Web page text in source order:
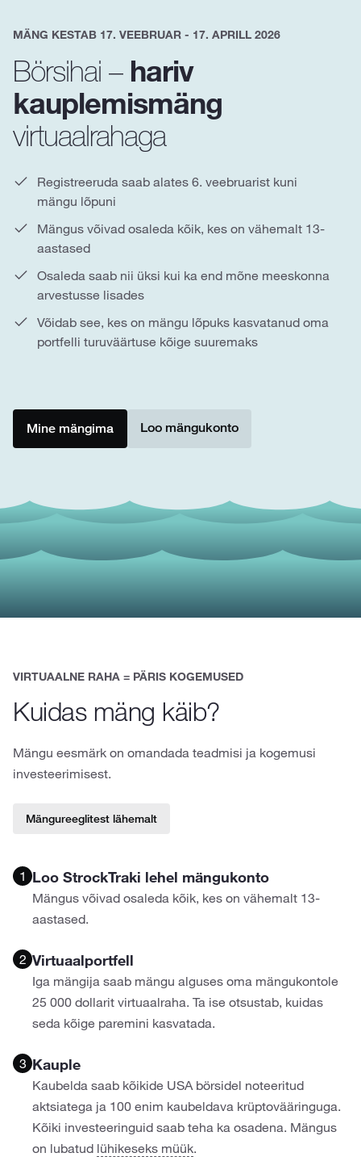
MÄNG KESTAB 17. VEEBRUAR - 17. APRILL 2026
Börsihai – hariv
kauplemismäng
virtuaalrahaga
Registreeruda saab alates 6. veebruarist kuni
mängu lõpuni
Mängus võivad osaleda kõik, kes on vähemalt 13-
aastased
Osaleda saab nii üksi kui ka end mõne meeskonna
arvestusse lisades
Võidab see, kes on mängu lõpuks kasvatanud oma
portfelli turuväärtuse kõige suuremaks
Mine mängima Loo mängukonto
VIRTUAALNE RAHA = PÄRIS KOGEMUSED
Kuidas mäng käib?
Mängu eesmärk on omandada teadmisi ja kogemusi
investeerimisest.
Mängureeglitest lähemalt
1 Loo StrockTraki lehel mängukonto
Mängus võivad osaleda kõik, kes on vähemalt 13-
aastased.
2 Virtuaalportfell
Iga mängija saab mängu alguses oma mängukontole
25 000 dollarit virtuaalraha. Ta ise otsustab, kuidas
seda kõige paremini kasvatada.
3 Kauple
Kaubelda saab kõikide USA börsidel noteeritud
aktsiatega ja 100 enim kaubeldava krüptovääringuga.
Kõiki investeeringuid saab teha ka osadena. Mängus
on lubatud lühikeseks müük.